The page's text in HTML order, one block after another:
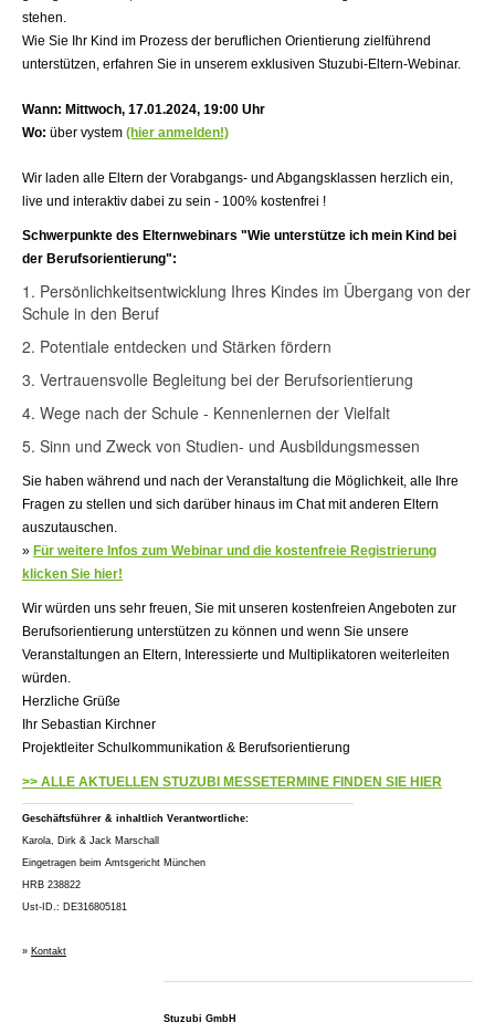
stehen.
Wie Sie Ihr Kind im Prozess der beruflichen Orientierung zielführend
unterstützen, erfahren Sie in unserem exklusiven Stuzubi-Eltern-Webinar.
Wann: Mittwoch, 17.01.2024, 19:00 Uhr
Wo: über vystem (hier anmelden!)
Wir laden alle Eltern der Vorabgangs- und Abgangsklassen herzlich ein,
live und interaktiv dabei zu sein - 100% kostenfrei !
Schwerpunkte des Elternwebinars "Wie unterstütze ich mein Kind bei
der Berufsorientierung":
1. Persönlichkeitsentwicklung Ihres Kindes im Übergang von der
Schule in den Beruf
2. Potentiale entdecken und Stärken fördern
3. Vertrauensvolle Begleitung bei der Berufsorientierung
4. Wege nach der Schule - Kennenlernen der Vielfalt
5. Sinn und Zweck von Studien- und Ausbildungsmessen
Sie haben während und nach der Veranstaltung die Möglichkeit, alle Ihre
Fragen zu stellen und sich darüber hinaus im Chat mit anderen Eltern
auszutauschen.
» Für weitere Infos zum Webinar und die kostenfreie Registrierung
klicken Sie hier!
Wir würden uns sehr freuen, Sie mit unseren kostenfreien Angeboten zur
Berufsorientierung unterstützen zu können und wenn Sie unsere
Veranstaltungen an Eltern, Interessierte und Multiplikatoren weiterleiten
würden.
Herzliche Grüße
Ihr Sebastian Kirchner
Projektleiter Schulkommunikation & Berufsorientierung
>> ALLE AKTUELLEN STUZUBI MESSETERMINE FINDEN SIE HIER
Geschäftsführer & inhaltlich Verantwortliche:
Karola, Dirk & Jack Marschall
Eingetragen beim Amtsgericht München
HRB 238822
Ust-ID.: DE316805181
» Kontakt
Stuzubi GmbH